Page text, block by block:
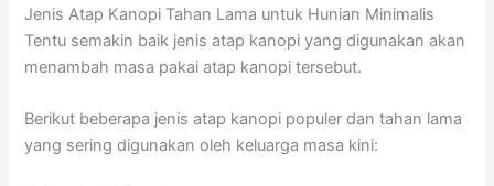
Jenis Atap Kanopi Tahan Lama untuk Hunian Minimalis
Tentu semakin baik jenis atap kanopi yang digunakan akan
menambah masa pakai atap kanopi tersebut.
Berikut beberapa jenis atap kanopi populer dan tahan lama
yang sering digunakan oleh keluarga masa kini: